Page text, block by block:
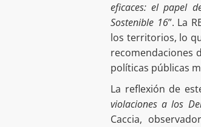
eficaces: el papel
Sostenible 16”. La
los territorios, lo
recomendaciones
políticas públicas
La reflexión de
violaciones a los
Caccia,